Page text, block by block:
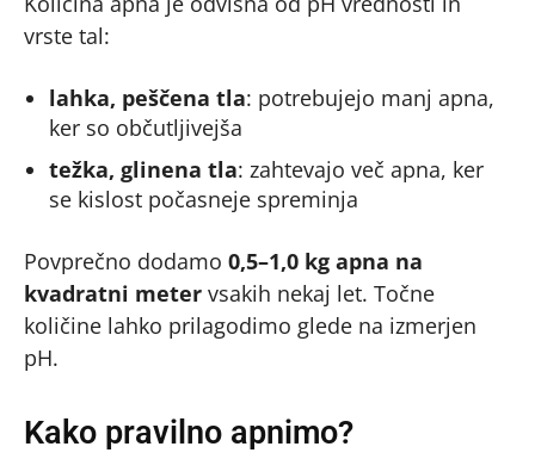
vrste tal:
lahka, peščena tla: potrebujejo manj apna,
ker so občutljivejša
težka, glinena tla: zahtevajo več apna, ker
se kislost počasneje spreminja
Povprečno dodamo 0,5–1,0 kg apna na
kvadratni meter vsakih nekaj let. Točne
količine lahko prilagodimo glede na izmerjen
pH.
Kako pravilno apnimo?